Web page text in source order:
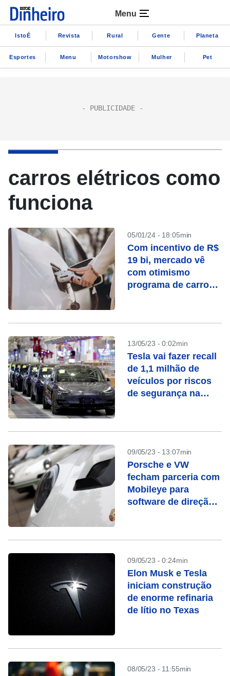
Menu
IstoÉ Revista Rural Gente Planeta
Esportes Menu Motorshow Mulher Pet
carros elétricos como
funciona
05/01/24 - 18:05min
Com incentivo de R$
19 bi, mercado vê
com otimismo
programa de carro
investir’
13/05/23 - 0:02min
Tesla vai fazer recall
de 1,1 milhão de
veículos por riscos
de segurança na
09/05/23 - 13:07min
Porsche e VW
fecham parceria com
Mobileye para
software de direção
09/05/23 - 0:24min
Elon Musk e Tesla
iniciam construção
de enorme refinaria
de lítio no Texas
08/05/23 - 11:55min